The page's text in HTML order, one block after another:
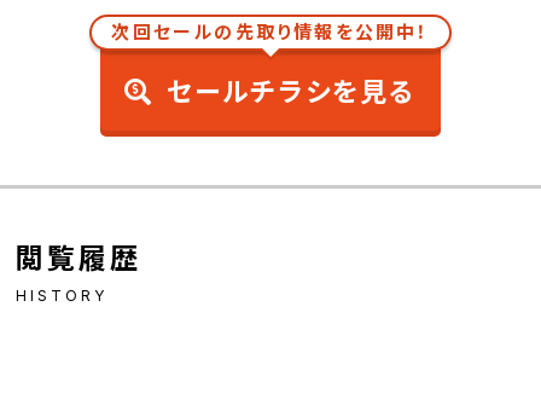
次回セールの先取り情報を公開中！
セールチラシを見る
閲覧履歴
HISTORY